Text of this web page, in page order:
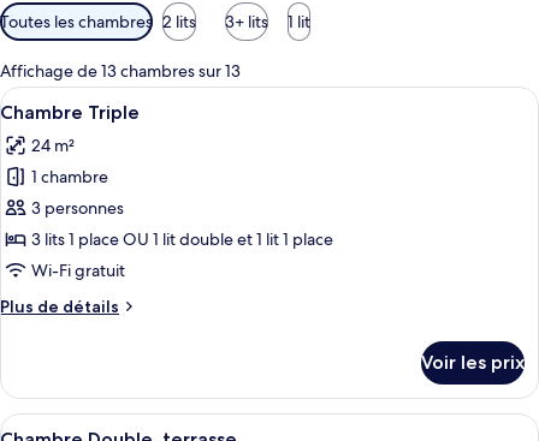
Filtres
disponibles
pour
les
chambres
Toutes les chambres 2 lits 3+ lits 1 lit
Affichage de 13 chambres sur 13
Afficher
toutes
les
photos
pour
ce
type
chambre :
Couette en duvet d'oie, coffres-forts
15
Chambre Triple
24 m²
1 chambre
3 personnes
3 lits 1 place OU 1 lit double et 1 lit 1 place
Wi-Fi gratuit
Plus de détails
Plus
le
type
de
Voir les prix
Afficher
Une terrasse sur le toit, avec une
8